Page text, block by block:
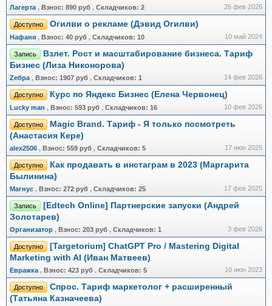
Лагерта , Взнос: 890 руб , Складчиков: 2 26 фев 2026
Доступно Огилви о рекламе (Дэвид Огилви)
Нафаня , Взнос: 40 руб , Складчиков: 10 10 май 2024
Запись
Взлет. Рост и масштабирование бизнеса. Тариф
Бизнес (Лиза Никонорова)
Zебра , Взнос: 1907 руб , Складчиков: 1 14 фев 2026
Доступно Курс по Яндекс Бизнес (Елена Червонец)
Lucky man , Взнос: 593 руб , Складчиков: 16 10 фев 2026
Доступно
Magic Brand. Тариф - Я только посмотреть
(Анастасия Кере)
alex2506 , Взнос: 559 руб , Складчиков: 5 17 июн 2025
Доступно
Как продавать в инстаграм в 2023 (Маргарита
Былинина)
Магнус , Взнос: 272 руб , Складчиков: 25 17 фев 2025
Запись
[Edtech Online] Партнерские запуски (Андрей
Золотарев)
Организатор , Взнос: 203 руб , Складчиков: 1 3 фев 2026
Доступно
[Targetorium] ChatGPT Pro / Mastering Digital
Marketing with AI (Иван Матвеев)
Евражкa , Взнос: 423 руб , Складчиков: 5 10 июн 2023
Доступно
Спрос. Тариф маркетолог + расширенный
(Татьяна Казначеева)